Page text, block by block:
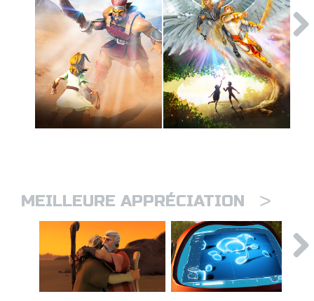
MEILLEURE APPRÉCIATION >